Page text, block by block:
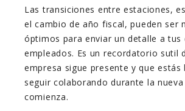
Las transiciones entre estaciones,
el cambio de año fiscal, pueden ser
óptimos para enviar un detalle a tus
empleados. Es un recordatorio sutil
empresa sigue presente y que estás
seguir colaborando durante la
comienza.